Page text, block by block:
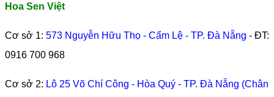
Hoa Sen Việt
Cơ sở 1: 573 Nguyễn Hữu Thọ - Cẩm Lệ - TP. Đà Nẵng - ĐT:
0916 700 968
Cơ sở 2: Lô 25 Võ Chí Công - Hòa Quý - TP. Đà Nẵng (Chân